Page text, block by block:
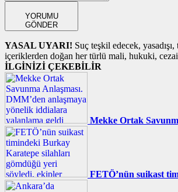
YORUMU
GÖNDER
YASAL UYARI! Suç teşkil edecek,
içeriklerden doğan her türlü mali, hukuki,
İLGİNİZİ ÇEKEBİLİR
Mekke Ortak
FETÖ’nün suikast